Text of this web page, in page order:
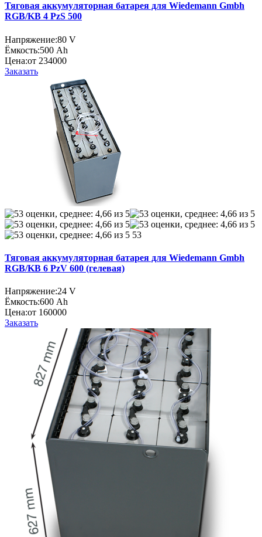
Тяговая аккумуляторная батарея для Wiedemann Gmbh
RGB/KB 4 PzS 500
Напряжение:80 V
Ёмкость:500 Ah
Цена:от 234000
Заказать
53
Тяговая аккумуляторная батарея для Wiedemann Gmbh
RGB/KB 6 PzV 600 (гелевая)
Напряжение:24 V
Ёмкость:600 Ah
Цена:от 160000
Заказать